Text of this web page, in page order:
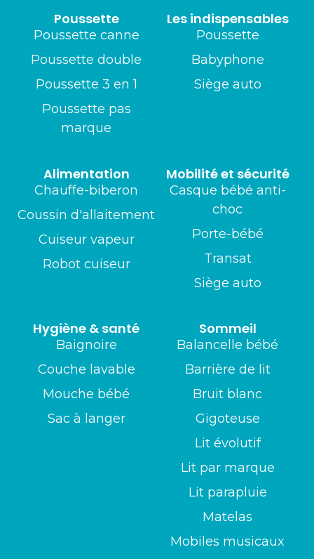
Les indispensables
Poussette
Babyphone
Siège auto
Poussette
Poussette canne
Poussette double
Poussette 3 en 1
Poussette pas
marque
Mobilité et sécurité
Casque bébé anti-
choc
Porte-bébé
Transat
Siège auto
Alimentation
Chauffe-biberon
Coussin d'allaitement
Cuiseur vapeur
Robot cuiseur
Sommeil
Balancelle bébé
Barrière de lit
Bruit blanc
Gigoteuse
Lit évolutif
Lit par marque
Lit parapluie
Matelas
Mobiles musicaux
Hygiène & santé
Baignoire
Couche lavable
Mouche bébé
Sac à langer